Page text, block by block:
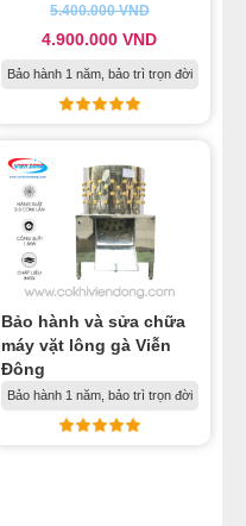
5.400.000VND
4.900.000VND
Bảo hành 1 năm, bảo trì trọn đời
Bảo hành và sửa chữa
máy vặt lông gà Viễn
Đông
Bảo hành 1 năm, bảo trì trọn đời